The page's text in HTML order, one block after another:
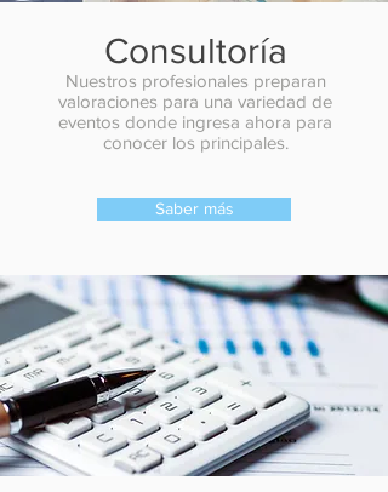
Consultoría
Nuestros profesionales preparan
valoraciones para una variedad de
eventos donde ingresa ahora para
conocer los principales.
Saber más